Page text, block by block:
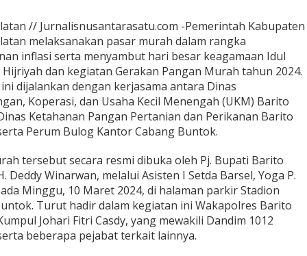
// Jurnalisnusantarasatu.com -Pemerintah Kabupaten
melaksanakan pasar murah dalam rangka
inflasi serta menyambut hari besar keagamaan Idul
Hijriyah dan kegiatan Gerakan Pangan Murah tahun 2024.
dijalankan dengan kerjasama antara Dinas
Koperasi, dan Usaha Kecil Menengah (UKM) Barito
Ketahanan Pangan Pertanian dan Perikanan Barito
Perum Bulog Kantor Cabang Buntok.
tersebut secara resmi dibuka oleh Pj. Bupati Barito
Deddy Winarwan, melalui Asisten I Setda Barsel, Yoga P.
Minggu, 10 Maret 2024, di halaman parkir Stadion
Turut hadir dalam kegiatan ini Wakapolres Barito
Johari Fitri Casdy, yang mewakili Dandim 1012
beberapa pejabat terkait lainnya.